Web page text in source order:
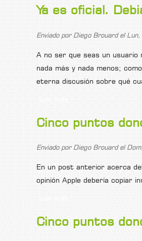
Ya es oficial.
Enviado por Diego Brouardel
A no ser que seas un usuario
nada más y nada menos;
eterna discusión sobre qué
Cinco puntos
Enviado por Diego Brouardel
En un post anterior acerca
opinión Apple debería copiar
Cinco puntos